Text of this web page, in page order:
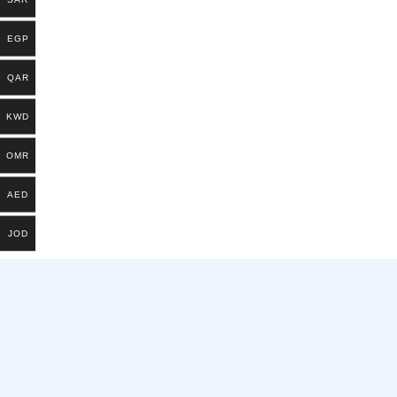
EGP
QAR
KWD
OMR
AED
JOD